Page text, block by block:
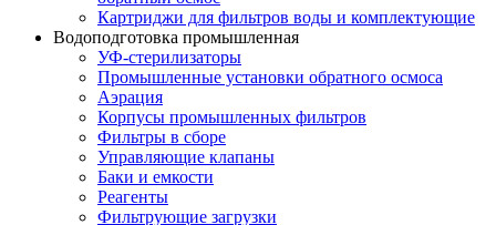
Картриджи для фильтров воды и комплектующие
Водоподготовка промышленная
УФ-стерилизаторы
Промышленные установки обратного осмоса
Аэрация
Корпусы промышленных фильтров
Фильтры в сборе
Управляющие клапаны
Баки и емкости
Реагенты
Фильтрующие загрузки